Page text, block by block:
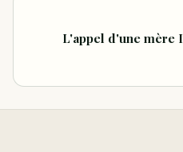
L'appel d'une mère